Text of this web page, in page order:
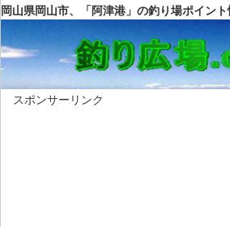
岡山県岡山市、「阿津港」の釣り場ポイント
スポンサーリンク